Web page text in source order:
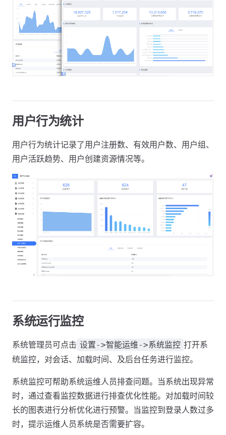
用户行为统计
用户行为统计记录了用户注册数、有效用户数、用户组、
用户活跃趋势、用户创建资源情况等。
系统运行监控
系统管理员可点击 设置->智能运维->系统监控 打开系
统监控，对会话、加载时间、及后台任务进行监控。
系统监控可帮助系统运维人员排查问题。当系统出现异常
时，通过查看监控数据进行排查优化性能。对加载时间较
长的图表进行分析优化进行预警。当监控到登录人数过多
时，提示运维人员系统是否需要扩容。